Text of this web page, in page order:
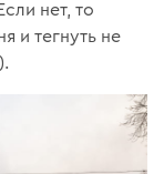
нет, то
и тегнуть не